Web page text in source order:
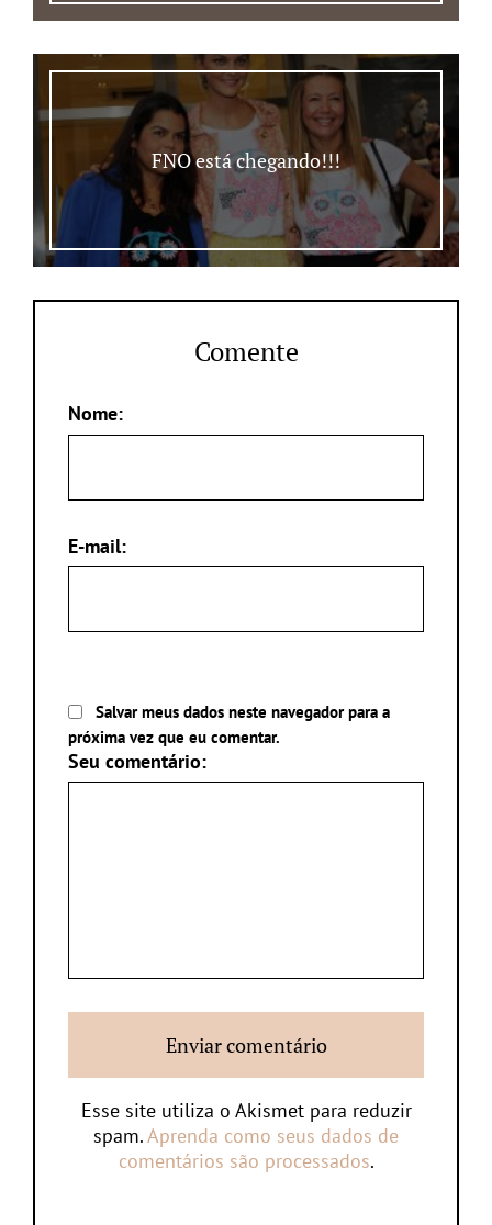
FNO está chegando!!!
Comente
Nome:
E-mail:
Salvar meus dados neste navegador para a
próxima vez que eu comentar.
Seu comentário:
Esse site utiliza o Akismet para reduzir
spam.Aprenda como seus dados de
comentários são processados.